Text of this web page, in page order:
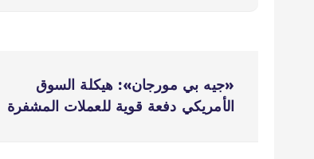
ص
«جيه بي مورجان»: هيكلة السوق
الأمريكي دفعة قوية للعملات المشفرة